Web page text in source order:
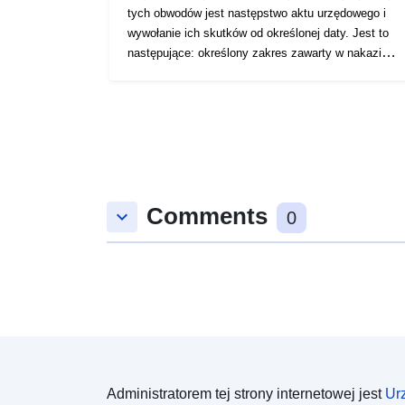
tych obwodów jest następstwo aktu urzędowego i
wywołanie ich skutków od określonej daty. Jest to
następujące: określony zakres zawarty w nakazie
keyboard_arrow_down Comments 0
Administratorem tej strony internetowej jest